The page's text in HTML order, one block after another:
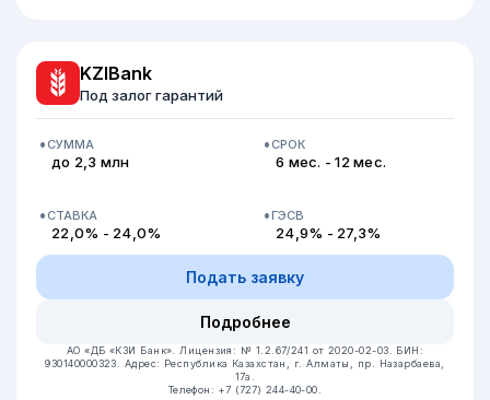
KZIBank
Под залог гарантий
СУММА
до 2,3 млн
СРОК
6 мес. - 12 мес.
СТАВКА
22,0% - 24,0%
ГЭСВ
24,9% - 27,3%
Подать заявку
Подробнее
АО «ДБ «КЗИ Банк». Лицензия: № 1.2.67/241 от 2020-02-03. БИН:
930140000323. Адрес: Республика Казахстан, ​г. Алматы, пр. Назарбаева,
17а.
Телефон: +7 (727) 244-40-00.